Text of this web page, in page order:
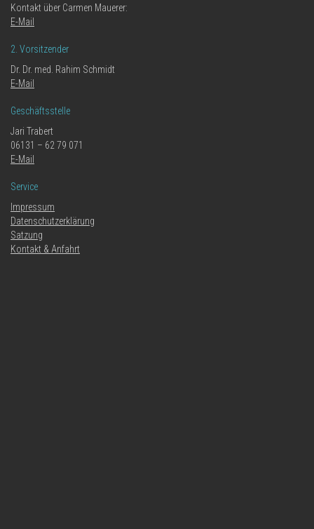
Kontakt über Carmen Mauerer:
E-Mail
2. Vorsitzender
Dr. Dr. med. Rahim Schmidt
E-Mail
Geschäftsstelle
Jari Trabert
06131 – 62 79 071
E-Mail
Service
Impressum
Datenschutzerklärung
Satzung
Kontakt & Anfahrt